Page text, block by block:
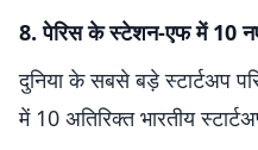
8. पेरिस के स्टेशन-एफ में 10 नए
दुनिया के सबसे बड़े स्टार्टअप
में 10 अतिरिक्त भारतीय